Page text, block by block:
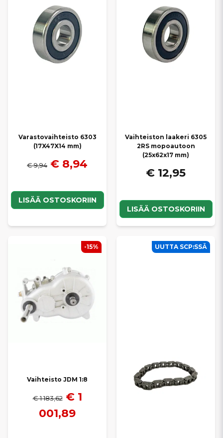
Varastovaihteisto 6303
(17X47X14 mm)
€ 9,94 € 8,94
LISÄÄ OSTOSKORIIN
Vaihteiston laakeri 6305
2RS mopoautoon
(25x62x17 mm)
€ 12,95
LISÄÄ OSTOSKORIIN
Vaihteisto JDM 1:8
€ 1 183,62 € 1
001,89
-15% UUTTA SCP:SSÄ